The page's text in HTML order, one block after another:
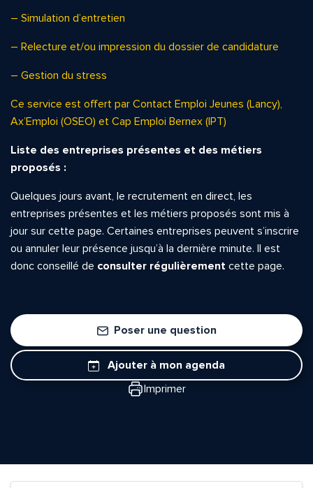
– Simulation d’entretien
– Relecture et/ou impression du dossier de candidature
– Gestion du stress
Ce service est offert par Contact Emploi Jeunes (Lancy),
Ax’Emploi (OSEO) et Cap Emploi Bernex (IPT)
Liste des entreprises présentes et des métiers
proposés :
Quelques jours avant, le recrutement en direct, les
entreprises présentes et les métiers proposés sont mis à
jour sur cette page. Certaines entreprises peuvent s’inscrire
ou annuler leur présence jusqu’à la dernière minute. Il est
donc conseillé de consulter régulièrement cette page.
Poser une question
Ajouter à mon agenda
Imprimer